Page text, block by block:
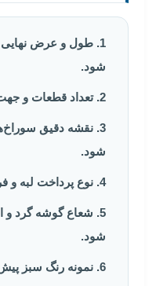
طول و عرض نهایی
شود.
تعداد قطعات و
نقشه دقیق
شود.
نوع پرداخت لبه و
شعاع گوشه گرد و
شود.
نمونه رنگ سبز پیش